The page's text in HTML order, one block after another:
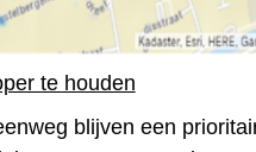
te houden
blijven een